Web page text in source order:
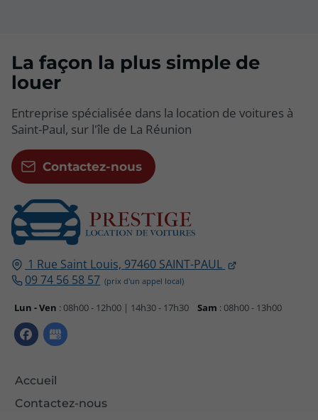
1 Rue Saint Louis, 97460 SAINT-PAUL
09 74 56 58 57
Lun - Ven : 08h00 - 12h00 | 14h30 - 17h30 Sam : 08h00 - 13h00
Accueil
Contactez-nous
La façon la plus simple de
louer
Entreprise spécialisée dans la location de voitures à
Saint-Paul, sur l'île de La Réunion
Contactez-nous